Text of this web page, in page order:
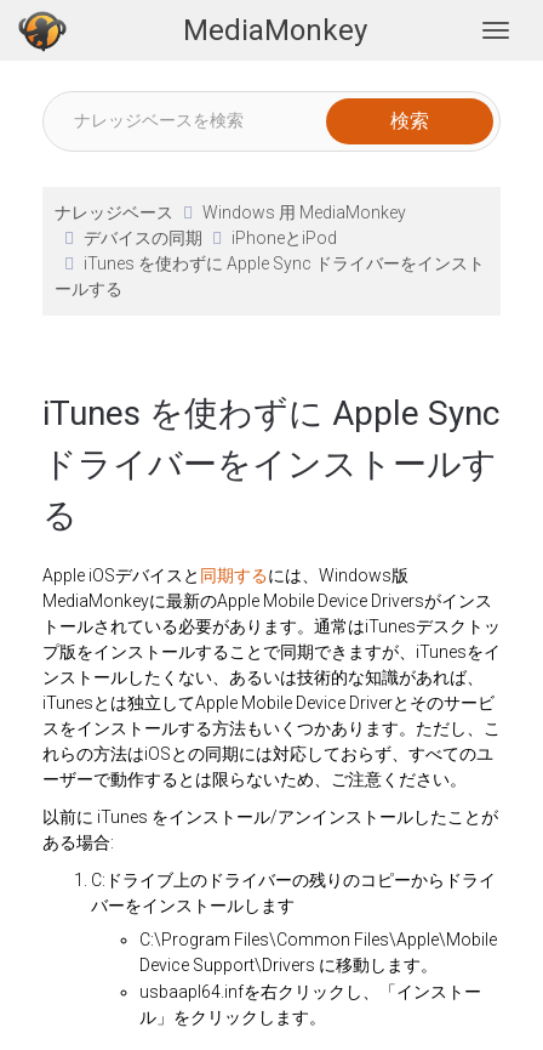
MediaMonkey
ナレッジベース
Windows 用 MediaMonkey
デバイスの同期
iPhoneとiPod
iTunes を使わずに Apple Sync ドライバーをインスト
ールする
iTunes を使わずに Apple Sync
ドライバーをインストールす
る
Apple iOSデバイスと 同期するには、Windows版
MediaMonkeyに最新のApple Mobile Device Driversがインス
トールされている必要があります。通常はiTunesデスクトッ
プ版をインストールすることで同期できますが、iTunesをイ
ンストールしたくない、あるいは技術的な知識があれば、
iTunesとは独立してApple Mobile Device Driverとそのサービ
スをインストールする方法もいくつかあります。ただし、こ
れらの方法はiOSとの同期には対応しておらず、すべてのユ
ーザーで動作するとは限らないため、ご注意ください。
以前に iTunes をインストール/アンインストールしたことが
ある場合:
C:ドライブ上のドライバーの残りのコピーからドライ
バーをインストールします
C:\Program Files\Common Files\Apple\Mobile
Device Support\Drivers に移動します。
usbaapl64.infを右クリックし、「インストー
ル」をクリックします。